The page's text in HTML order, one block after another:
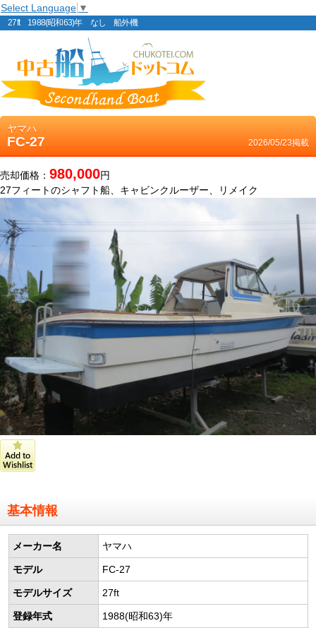
Select Language ▼
27ft 1988(昭和63)年 なし 船外機
ヤマハ
FC-27 2026/05/23掲載
売却価格： 980,000円
27フィートのシャフト船、キャビンクルーザー、リメイク
基本情報
メーカー名 ヤマハ
モデル FC-27
モデルサイズ 27ft
登録年式 1988(昭和63)年